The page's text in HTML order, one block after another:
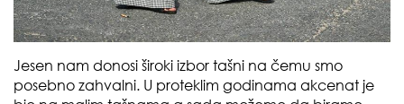
Jesen nam donosi široki izbor tašni na čemu smo
posebno zahvalni. U proteklim godinama akcenat je